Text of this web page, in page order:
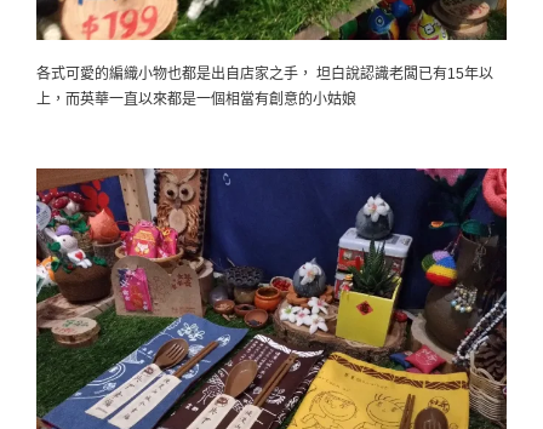
各式可愛的編織小物也都是出自店家之手， 坦白說認識老闆已有15年以
上，而英華一直以來都是一個相當有創意的小姑娘